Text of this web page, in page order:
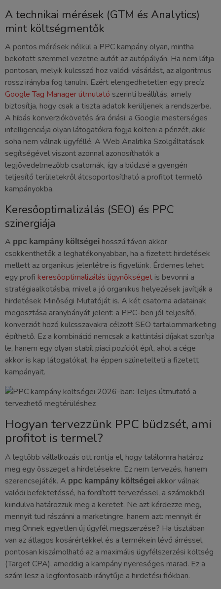
A technikai mérések (GTM és Analytics)
mint költségmentők
A pontos mérések nélkül a PPC kampány olyan, mintha
bekötött szemmel vezetne autót az autópályán. Ha nem látja
pontosan, melyik kulcsszó hoz valódi vásárlást, az algoritmus
rossz irányba fog tanulni. Ezért elengedhetetlen egy precíz
Google Tag Manager útmutató szerinti beállítás, amely
biztosítja, hogy csak a tiszta adatok kerüljenek a rendszerbe.
A hibás konverziókövetés ára óriási: a Google mesterséges
intelligenciája olyan látogatókra fogja költeni a pénzét, akik
soha nem válnak ügyféllé. A Web Analitika Szolgáltatások
segítségével viszont azonnal azonosíthatók a
legjövedelmezőbb csatornák, így a büdzsé a gyengén
teljesítő területekről átcsoportosítható a profitot termelő
kampányokba.
Keresőoptimalizálás (SEO) és PPC
szinergiája
A ppc kampány költségei hosszú távon akkor
csökkenthetők a leghatékonyabban, ha a fizetett hirdetések
mellett az organikus jelenlétre is figyelünk. Érdemes lehet
egy profi keresőoptimalizálás ügynökséget is bevonni a
stratégiaalkotásba, mivel a jó organikus helyezések javítják a
hirdetések Minőségi Mutatóját is. A két csatorna adatainak
megosztása aranybányát jelent: a PPC-ben jól teljesítő,
konverziót hozó kulcsszavakra célzott SEO tartalommarketing
építhető. Ez a kombináció nemcsak a kattintási díjakat szorítja
le, hanem egy olyan stabil piaci pozíciót épít, ahol a cége
akkor is kap látogatókat, ha éppen szünetelteti a fizetett
kampányait.
Hogyan tervezzünk PPC büdzsét, ami
profitot is termel?
A legtöbb vállalkozás ott rontja el, hogy találomra határoz
meg egy összeget a hirdetésekre. Ez nem tervezés, hanem
szerencsejáték. A ppc kampány költségei akkor válnak
valódi befektetéssé, ha fordított tervezéssel, a számokból
kiindulva határozzuk meg a keretet. Ne azt kérdezze meg,
mennyit tud rászánni a marketingre, hanem azt: mennyit ér
meg Önnek egyetlen új ügyfél megszerzése? Ha tisztában
van az átlagos kosárértékkel és a termékein lévő árréssel,
pontosan kiszámolható az a maximális ügyfélszerzési költség
(Target CPA), ameddig a kampány nyereséges marad. Ez a
szám lesz a legfontosabb iránytűje a hirdetési fiókban.